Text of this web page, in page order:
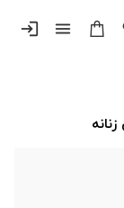
menu
login